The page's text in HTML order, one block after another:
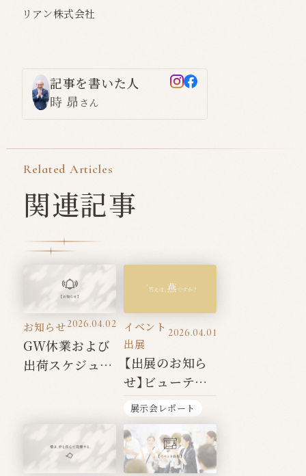
リアン株式会社
記事を書いた人
時 昴 さん
Related Articles
関連記事
お知らせ2026.04.02
GW休業および
出荷スケジュー
イベント
出展
2026.04.01
【出展のお知ら
せ】ビューティ
ワールドジャパ
ン東京
展示会レポート